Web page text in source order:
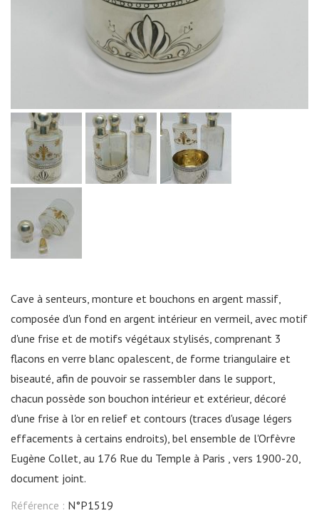
Cave à senteurs, monture et bouchons en argent massif,
composée d'un fond en argent intérieur en vermeil, avec motif
d'une frise et de motifs végétaux stylisés, comprenant 3
flacons en verre blanc opalescent, de forme triangulaire et
biseauté, afin de pouvoir se rassembler dans le support,
chacun possède son bouchon intérieur et extérieur, décoré
d'une frise à l'or en relief et contours (traces d'usage légers
effacements à certains endroits), bel ensemble de l'Orfèvre
Eugène Collet, au 176 Rue du Temple à Paris , vers 1900-20,
document joint.
Référence : N°P1519